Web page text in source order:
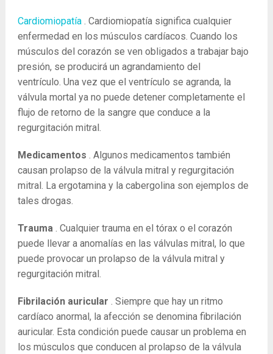
Cardiomiopatía. Cardiomiopatía significa cualquier
enfermedad en los músculos cardíacos. Cuando los
músculos del corazón se ven obligados a trabajar bajo
presión, se producirá un agrandamiento del
ventrículo. Una vez que el ventrículo se agranda, la
válvula mortal ya no puede detener completamente el
flujo de retorno de la sangre que conduce a la
regurgitación mitral.
Medicamentos . Algunos medicamentos también
causan prolapso de la válvula mitral y regurgitación
mitral. La ergotamina y la cabergolina son ejemplos de
tales drogas.
Trauma. Cualquier trauma en el tórax o el corazón
puede llevar a anomalías en las válvulas mitral, lo que
puede provocar un prolapso de la válvula mitral y
regurgitación mitral.
Fibrilación auricular . Siempre que hay un ritmo
cardíaco anormal, la afección se denomina fibrilación
auricular. Esta condición puede causar un problema en
los músculos que conducen al prolapso de la válvula